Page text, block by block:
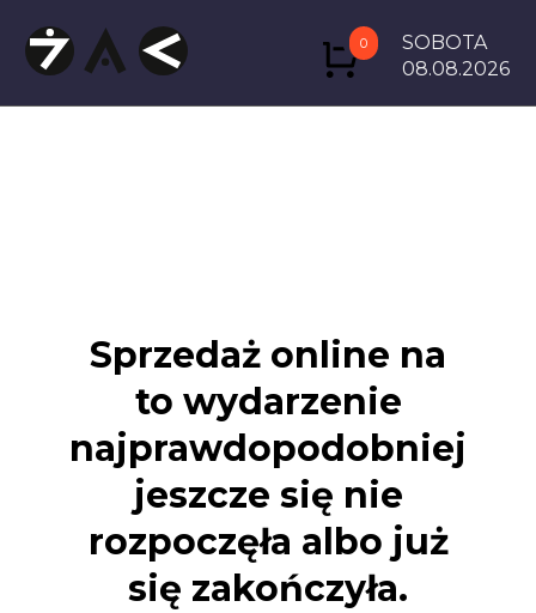
0
SOBOTA
08.08.2026
Sprzedaż online na
to wydarzenie
najprawdopodobniej
jeszcze się nie
rozpoczęła albo już
się zakończyła.